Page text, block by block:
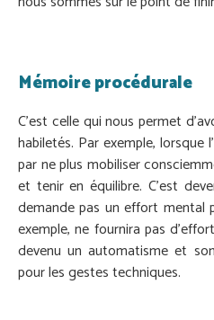
Mémoire procédurale
C’est celle qui nous permet
habiletés. Par exemple,
par ne plus mobiliser
et tenir en équilibre. C’est
demande pas un effort mental
exemple, ne fournira pas
devenu un automatisme et
pour les gestes techniques.